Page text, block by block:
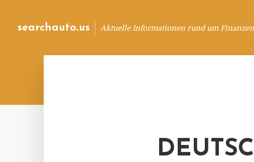
searchauto.us Aktuelle Informationen rund um